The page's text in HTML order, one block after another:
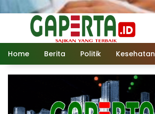
Home Berita Politik Kesehatan